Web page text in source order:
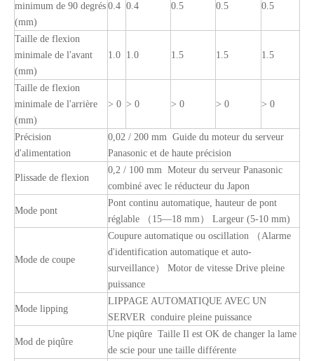
minimum de 90 degrés
(mm)
0.4 0.4 0.5 0.5 0.5
Taille de flexion
minimale de l'avant
(mm)
1.0 1.0 1.5 1.5 1.5
Taille de flexion
minimale de l'arrière
(mm)
> 0 > 0 > 0 > 0 > 0
Précision
d'alimentation
0,02 / 200 mm Guide du moteur du serveur
Panasonic et de haute précision
Plissade de flexion
0,2 / 100 mm Moteur du serveur Panasonic
combiné avec le réducteur du Japon
Mode pont
Pont continu automatique, hauteur de pont
réglable （15—18 mm） Largeur (5-10 mm)
Mode de coupe
Coupure automatique ou oscillation （Alarme
d'identification automatique et auto-
surveillance） Motor de vitesse Drive pleine
puissance
Mode lipping
LIPPAGE AUTOMATIQUE AVEC UN
SERVER conduire pleine puissance
Mod de piqûre
Une piqûre Taille Il est OK de changer la lame
de scie pour une taille différente